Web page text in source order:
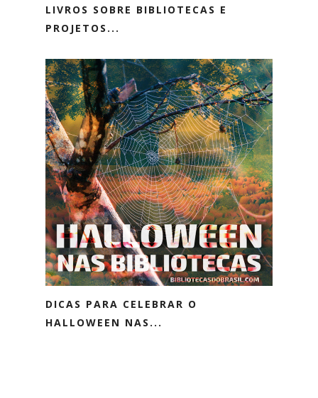
LIVROS SOBRE BIBLIOTECAS E
PROJETOS...
DICAS PARA CELEBRAR O
HALLOWEEN NAS...